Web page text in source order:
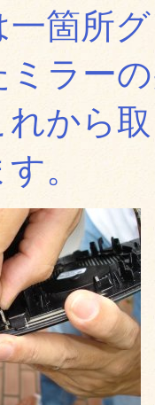
箇所
ラー
から
。